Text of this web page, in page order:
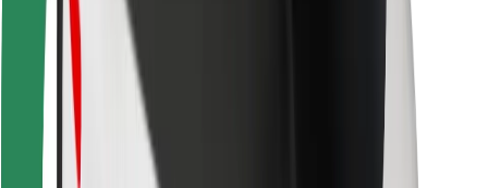
Za dostavljavce
Bolt Food
Za lastnike voznih parkov
Za restavracije
Bolt za podjetja